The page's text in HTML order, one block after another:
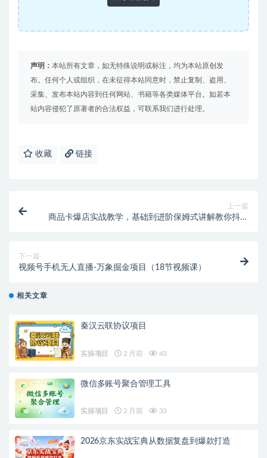
声明： 本站所有文章，如无特殊说明或标注，均为本站原创发
布。任何个人或组织，在未征得本站同意时，禁止复制、盗用、
采集、发布本站内容到任何网站、书籍等各类媒体平台。如若本
站内容侵犯了原著者的合法权益，可联系我们进行处理。
收藏 链接
上一篇
商品卡爆店实战教学，基础到进阶保姆式讲解教你抖店
下一篇
视频号手机无人直播-万象掘金项目（18节视频课）
相关文章
秦汉云联协议项目
实操项目 2 月前 43
微信多账号聚合管理工具
实操项目 2 月前 33
2026京东实战宝典从数据复盘到爆款打造